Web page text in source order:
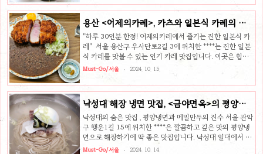
맛으로 많은 사람들의 사랑을 받고 있습니다. 비주얼과 맛이
게 만드는 두툼한 패티와 신선한 채소, 그리고 풍성한 치즈가
한데 어우러져 입안에서 터지는 맛의 향연을 선사합니다. 특
히, 치즈가 폭포처럼 흘러내리는 비주얼은 폴앤메리만의 시
그니처로, 한번 맛보면 그 치즈의 부드러움과 패티의 육즙이
완벽하게 어우러지는 경험을 하게 됩니다. 여기에 신선한 재
료가 더해져..
용산 <어제의카레>, 카츠와 일본식 카레의 완
벽한 만남
"하루 30인분 한정! 어제의카레에서 즐기는 진한 일본식 카
레" 서울 용산구 우사단로2길 3에 위치한 ****는 진한 일본
식 카레를 맛볼 수 있는 인기 카레 맛집입니다. 이곳은 힙한
분위기와 더불어 하루 30인분 한정으로 판매하는 등심카츠
카레와 안심카츠카레가 매력적인 메뉴로, 카레 애호가들에
게는 꼭 가봐야 할 곳으로 자리 잡았습니다. 심지어 래퍼 키
이기도 합니다. 진한 일본식 카레의 매력는 진한 일본식 카레
의 매력으로 많은 이들의 입맛을 사로잡고 있습니다. 풍부하
고 깊은 맛의 카레 소스는 두툼한 등심카츠 또는 부드럽고 촉
촉한 안심카츠와 완벽한 조화를 이룹니다. 카레는 적당히 매
콤하면서도 감칠맛이 뛰어나, 남녀노소 누구나 즐길 수 있는
Must-Go/서울 2024. 10. 15.
낙성대 해장 냉면 맛집, <금야면옥>의 평양냉
면
낙성대의 숨은 맛집 , 평양냉면과 메밀만두의 진수 서울 관악
구 행운1길 15에 위치한 ****은 깔끔하고 깊은 맛의 평양냉
면으로 해장하기에 딱 좋은 맛집입니다. 낙성대 일대에서 해
장 냉면 맛집으로 떠오르고 있는 이곳은, 메밀 본연의 구수한
Must-Go/서울 2024. 10. 14.